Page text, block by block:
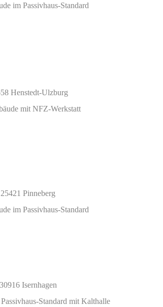
im Passivhaus-Standard
Henstedt-Ulzburg
mit NFZ-Werkstatt
25421 Pinneberg
im Passivhaus-Standard
30916 Isernhagen
Standard mit Kalthalle